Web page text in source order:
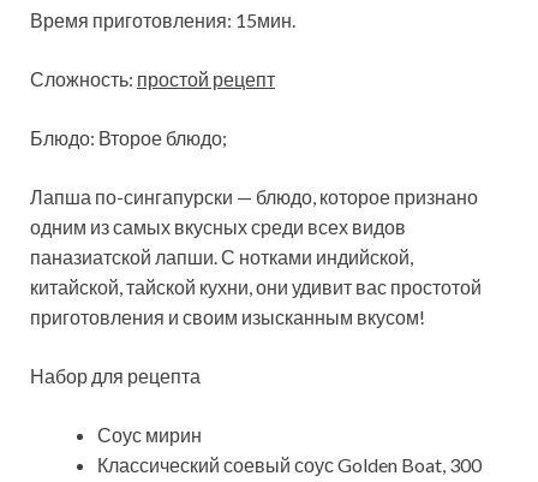
Время приготовления: 15мин.
Сложность: простой рецепт
Блюдо: Второе блюдо;
Лапша по-сингапурски — блюдо, которое признано
одним из самых вкусных среди всех видов
паназиатской лапши. С нотками индийской,
китайской, тайской кухни, они удивит вас простотой
приготовления и своим изысканным вкусом!
Набор для рецепта
Соус мирин
Классический соевый соус Golden Boat, 300